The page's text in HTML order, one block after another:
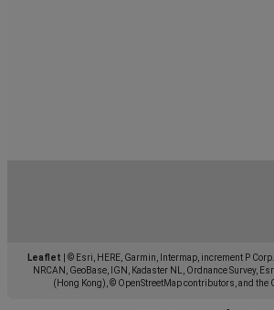
Leaflet
© Esri, HERE, Garmin, Intermap, increment P Corp.,
NRCAN, GeoBase, IGN, Kadaster NL, Ordnance Survey,
(Hong Kong), © OpenStreetMap contributors, and the